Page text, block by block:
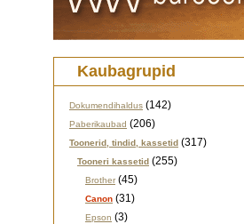
Kaubagrupid
Dokumendihaldus (142)
Paberikaubad (206)
Toonerid, tindid, kassetid (317)
Tooneri kassetid (255)
Brother (45)
Canon (31)
Epson (3)